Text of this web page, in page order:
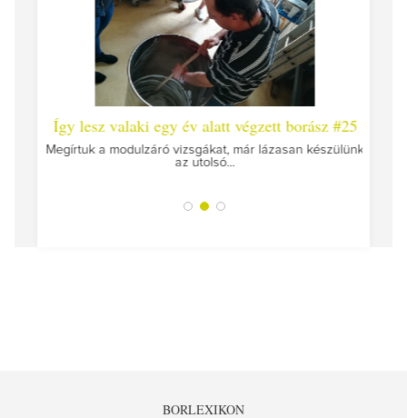
Így lesz valaki egy év alatt végzett borász #25
Megírtuk a modulzáró vizsgákat, már lázasan készülünk
az utolsó...
BORLEXIKON